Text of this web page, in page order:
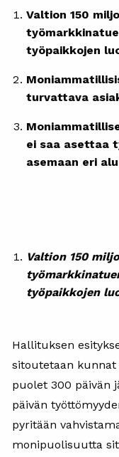
Valtion 150
työpaikkojen
turvattava
ei saa asettaa
asemaan eri
Valtion 150
työpaikkojen
Hallituksen
sitoutetaan
puolet 300 päivän
päivän
pyritään
monipuolisuutta